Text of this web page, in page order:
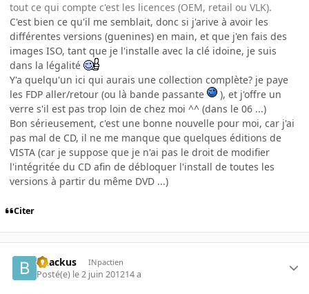
tout ce qui compte c'est les licences (OEM, retail ou VLK).
C'est bien ce qu'il me semblait, donc si j'arive à avoir les
différentes versions (guenines) en main, et que j'en fais des
images ISO, tant que je l'installe avec la clé idoine, je suis
dans la légalité
Y'a quelqu'un ici qui aurais une collection complète? je paye
les FDP aller/retour (ou là bande passante
), et j'offre un
verre s'il est pas trop loin de chez moi ^^ (dans le 06 ...)
Bon sérieusement, c'est une bonne nouvelle pour moi, car j'ai
pas mal de CD, il ne me manque que quelques éditions de
VISTA (car je suppose que je n'ai pas le droit de modifier
l'intégritée du CD afin de débloquer l'install de toutes les
versions à partir du même DVD ...)
Citer
bhackus INpactien
Posté(e) le 2 juin 201214 a